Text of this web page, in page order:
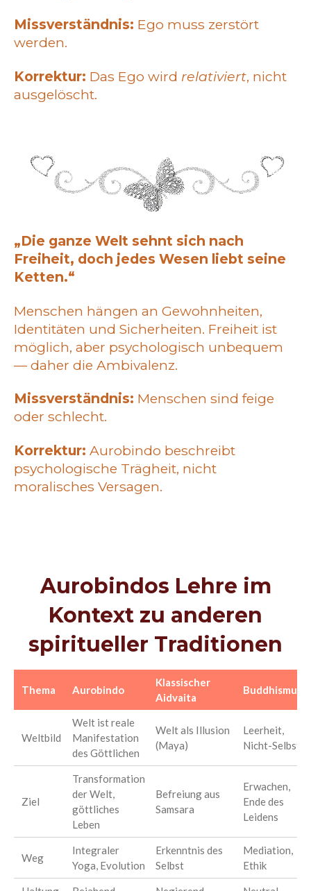
Missverständnis: Ego muss zerstört
werden.
Korrektur: Das Ego wird relativiert, nicht
ausgelöscht.
„Die ganze Welt sehnt sich nach
Freiheit, doch jedes Wesen liebt seine
Ketten.“
Menschen hängen an Gewohnheiten,
Identitäten und Sicherheiten. Freiheit ist
möglich, aber psychologisch unbequem
— daher die Ambivalenz.
Missverständnis: Menschen sind feige
oder schlecht.
Korrektur: Aurobindo beschreibt
psychologische Trägheit, nicht
moralisches Versagen.
Aurobindos Lehre im
Kontext zu anderen
spiritueller Traditionen
Thema Aurobindo
Klassischer
Aidvaita
Buddhismus
Weltbild
Welt ist reale
Manifestation
des Göttlichen
Welt als Illusion
(Maya)
Leerheit,
Nicht-Selbst
Ziel
Transformation
der Welt,
göttliches
Leben
Befreiung aus
Samsara
Erwachen,
Ende des
Leidens
Weg
Integraler
Yoga, Evolution
Erkenntnis des
Selbst
Mediation,
Ethik